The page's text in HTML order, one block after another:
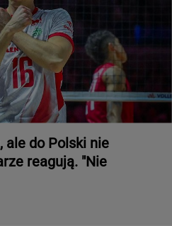
ale do Polski nie
reagują. "Nie